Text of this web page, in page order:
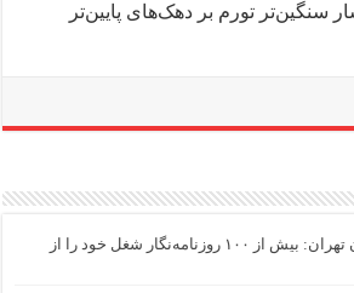
سنگین‌تر تورم بر دهک‌های پایین‌تر
انجمن صنفی روزنامه‌نگاران تهران: بیش از ۱۰۰ روزنامه‌نگار شغل خود را از